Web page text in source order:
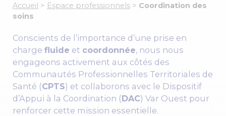
Accueil > Espace professionnels > Coordination des
soins
Conscients de l’importance d’une prise en
charge fluide et coordonnée, nous nous
engageons activement aux côtés des
Communautés Professionnelles Territoriales de
Santé (CPTS) et collaborons avec le Dispositif
d’Appui à la Coordination (DAC) Var Ouest pour
renforcer cette mission essentielle.